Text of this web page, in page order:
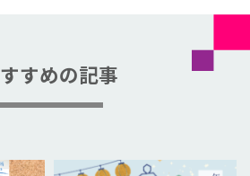
すめの記事